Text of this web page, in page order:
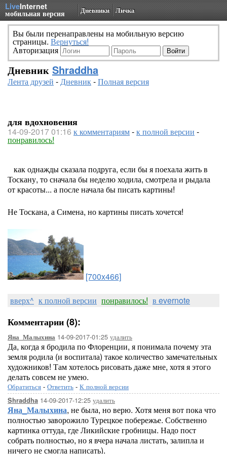
LiveInternet
мобильная версия Дневники Личка
Вы были перенаправлены на мобильную версию
страницы. Вернуться!
Авторизация
Дневник Shraddha
Лента друзей -Дневник-Полная версия
для вдохновения
14-09-2017 01:16 к комментариям-к полной версии -
понравилось!
как однажды сказала подруга, если бы я поехала жить в
Тоскану, то сначала бы неделю ходила, смотрела и рыдала
от красоты... а после начала бы писать картины!
Не Тоскана, а Симена, но картины писать хочется!
[700x466]
вверх^ к полной версии понравилось! в evernote
Комментарии (8):
Яна_Малыхина 14-09-2017-01:25 удалить
Да, когда я бродила по Флоренции, я понимала почему эта
земля родила (и воспитала) такое количество замечательных
художников! Там хотелось рисовать даже мне, хотя я этого
делать совсем не умею.
Обратиться - Ответить - К полной версии
Shraddha 14-09-2017-12:25 удалить
Яна_Малыхина, не была, но верю. Хотя меня вот пока что
полностью заворожило Турецкое побережье. Собственно
картинка оттуда, где Ликийские гробницы. Надо пост
собрать полностью, но я вчера начала листать, залипла и
ничего не смогла написать).